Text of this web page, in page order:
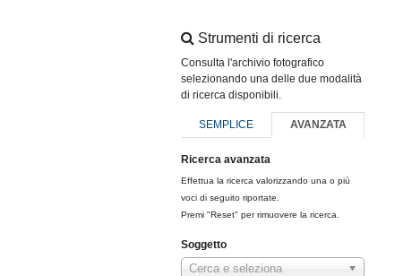
Strumenti di ricerca
Consulta l'archivio fotografico
selezionando una delle due modalità
di ricerca disponibili.
SEMPLICE AVANZATA
Ricerca avanzata
Effettua la ricerca valorizzando una o più
voci di seguito riportate.
Premi "Reset" per rimuovere la ricerca.
Soggetto
Cerca e seleziona